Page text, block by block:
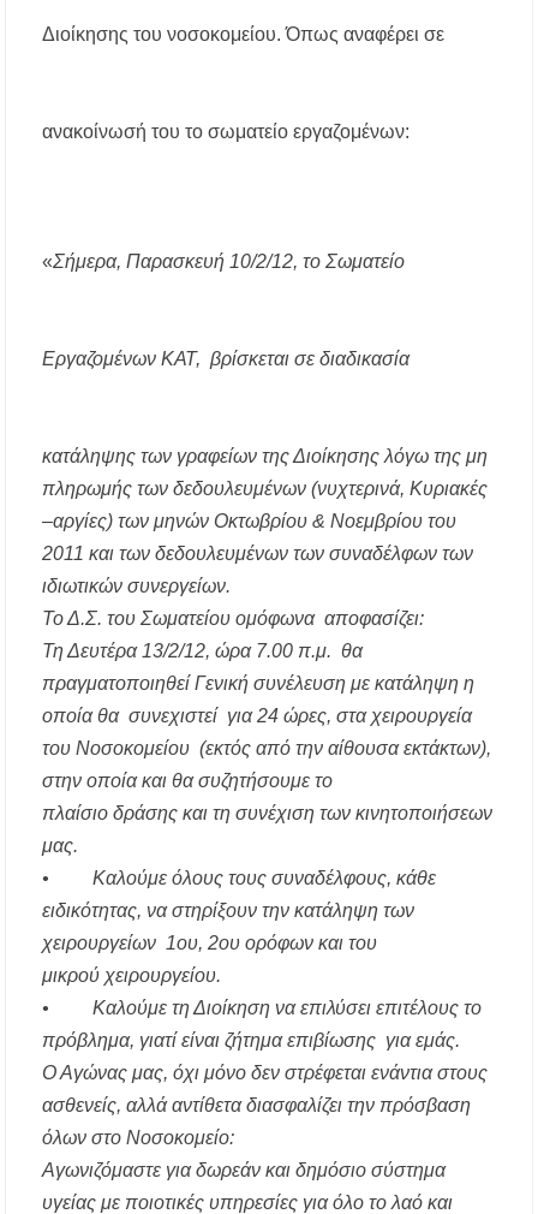
των σταφυλιών που ευλογούνται στις εκκλησίες
ΔΥΠΑ: Νέες 8.000 θέσεις εργασίας για
ανέργους ηλικίας 55 έως 67 ετών – Στους
Δεκαπενταύγουστος 2026 στη Μεγάλη Παναγία
Χαλκιδικής – Το πρόγραμμα των ιερών
Η Φωτεινή Βελεσιώτου έρχεται στην
Ουρανούπολη για μια μοναδική συναυλία στον
Πύργο
«Τουρισμός για Όλους 2026-2027»: Άνοιξαν οι
αιτήσεις – Ποιοι υποβάλλουν σήμερα αίτηση
ανά ΑΦΜ
Αναβαθμίζεται η πρόσβαση στο Δεβελίκι
Γοματίου με οδικό έργο 500.000 €
Ιωάννης Γιώργος: «Εγκρίθηκε η λειτουργία
εκτός έδρας τμήματος Σ.Α.Ε.Κ. στον Πολύγυρο
– Ένα σημαντικό βήμα για την πλήρη
επαναλειτουργία της δομής»
Διοίκησης του νοσοκομείου. Όπως αναφέρει σε
ανακοίνωσή του το σωματείο εργαζομένων:
«Σήμερα, Παρασκευή 10/2/12, το Σωματείο
Εργαζομένων ΚΑΤ, βρίσκεται σε διαδικασία
κατάληψης των γραφείων της Διοίκησης λόγω της μη
πληρωμής των δεδουλευμένων (νυχτερινά, Κυριακές
–αργίες) των μηνών Οκτωβρίου & Νοεμβρίου του
2011 και των δεδουλευμένων των συναδέλφων των
ιδιωτικών συνεργείων.
Το Δ.Σ. του Σωματείου ομόφωνα αποφασίζει:
Τη Δευτέρα 13/2/12, ώρα 7.00 π.μ. θα
πραγματοποιηθεί Γενική συνέλευση με κατάληψη η
οποία θα συνεχιστεί για 24 ώρες, στα χειρουργεία
του Νοσοκομείου (εκτός από την αίθουσα εκτάκτων),
στην οποία και θα συζητήσουμε το
πλαίσιο δράσης και τη συνέχιση των κινητοποιήσεων
μας.
• Καλούμε όλους τους συναδέλφους, κάθε
ειδικότητας, να στηρίξουν την κατάληψη των
χειρουργείων 1ου, 2ου ορόφων και του
μικρού χειρουργείου.
• Καλούμε τη Διοίκηση να επιλύσει επιτέλους το
πρόβλημα, γιατί είναι ζήτημα επιβίωσης για εμάς.
Ο Αγώνας μας, όχι μόνο δεν στρέφεται ενάντια στους
ασθενείς, αλλά αντίθετα διασφαλίζει την πρόσβαση
όλων στο Νοσοκομείο:
Αγωνιζόμαστε για δωρεάν και δημόσιο σύστημα
υγείας με ποιοτικές υπηρεσίες για όλο το λαό και